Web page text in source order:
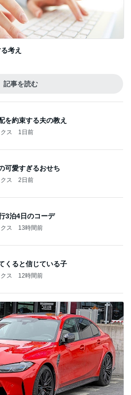
考え
記事を読む
を約束する夫の教え
ス 1日前
可愛すぎるおせち
ス 2日前
3泊4日のコーデ
ス 13時間前
くると信じている子
ス 12時間前